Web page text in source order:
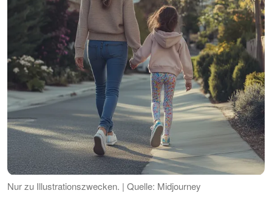
Nur zu Illustrationszwecken. | Quelle: Midjourney